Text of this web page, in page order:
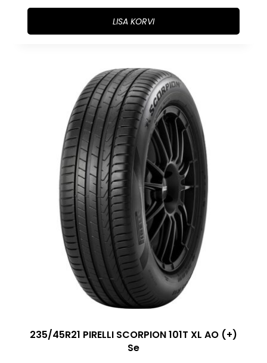
LISA KORVI
235/45R21 PIRELLI SCORPION 101T XL AO (+)
Se